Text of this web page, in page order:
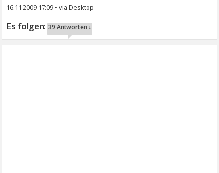
16.11.2009 17:09 •
39 Antworten ↓